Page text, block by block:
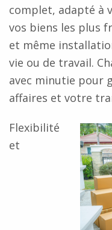
complet, adapté à
vos biens les plus
et même
vie ou de travail.
avec minutie pour
affaires et votre
Flexibilité
et